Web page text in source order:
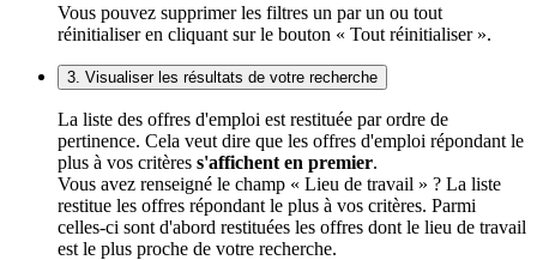
Vous pouvez supprimer les filtres un par un ou tout
réinitialiser en cliquant sur le bouton « Tout réinitialiser ».
3. Visualiser les résultats de votre recherche
La liste des offres d'emploi est restituée par ordre de
pertinence. Cela veut dire que les offres d'emploi répondant le
plus à vos critères s'affichent en premier.
Vous avez renseigné le champ « Lieu de travail » ? La liste
restitue les offres répondant le plus à vos critères. Parmi
celles-ci sont d'abord restituées les offres dont le lieu de travail
est le plus proche de votre recherche.